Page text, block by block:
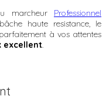
marcheur Professionnel
haute resistance, le
à vos attentes
excellent.